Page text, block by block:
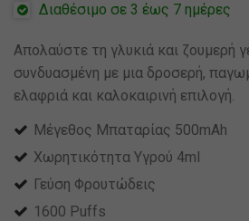
Διαθέσιμο σε 3 έως 7 ημέρες
Απολαύστε τη γλυκιά και ζουμερή
συνδυασμένη με μια δροσερή,
ελαφριά και καλοκαιρινή επιλογή.
Μέγεθος Μπαταρίας 500mAh
Χωρητικότητα Υγρού 4ml
Γεύση Φρουτώδεις
1600 Puffs